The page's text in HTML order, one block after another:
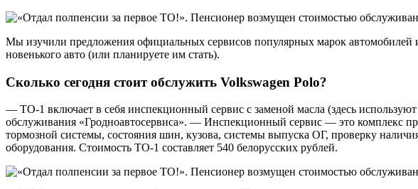
Мы изучили предложения официальных сервисов популярных марок автомобилей
новенького авто (или планируете им стать).
Сколько сегодня стоит обслужить Volkswagen Polo?
— ТО-1 включает в себя инспекционный сервис с заменой масла (здесь
обслуживания «Гродноавтосервиса». — Инспекционный сервис — это комплекс
тормозной системы, состояния шин, кузова, системы выпуска ОГ, проверку
оборудования. Стоимость ТО-1 составляет 540 белорусских рублей.